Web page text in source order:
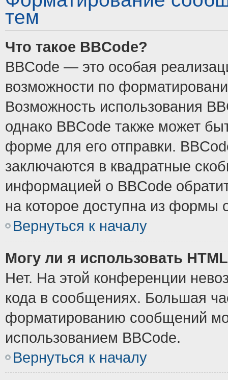
тем
Что такое BBCode?
BBCode — это особая
возможности по
Возможность использования
однако BBCode также может
форме для его отправки.
заключаются в квадратные
информацией о BBCode
на которое доступна из формы
Вернуться к началу
Могу ли я использовать
Нет. На этой конференции
кода в сообщениях. Большая
форматированию сообщений
использованием BBCode.
Вернуться к началу